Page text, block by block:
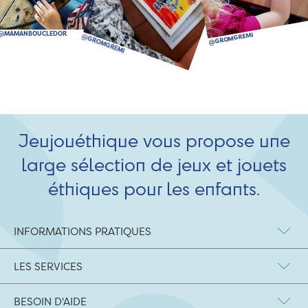
Jeujouéthique vous propose une
large sélection de jeux et jouets
éthiques pour les enfants.
INFORMATIONS PRATIQUES
LES SERVICES
BESOIN D'AIDE